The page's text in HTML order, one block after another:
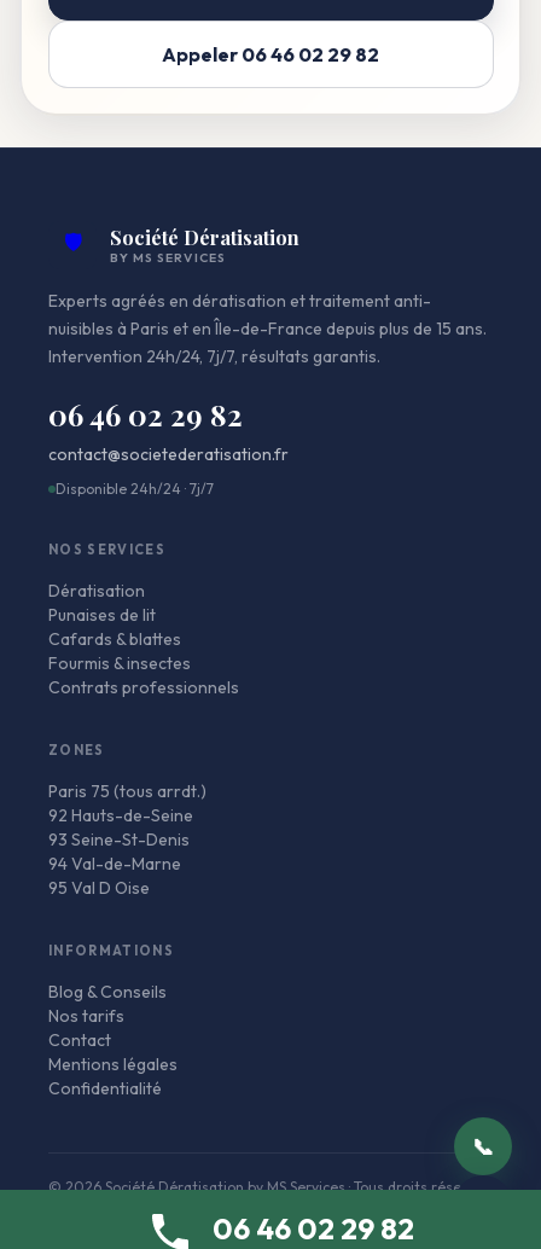
Appeler 06 46 02 29 82
🛡️ Société Dératisation
BY MS SERVICES
Experts agréés en dératisation et traitement anti-
nuisibles à Paris et en Île-de-France depuis plus de 15 ans.
Intervention 24h/24, 7j/7, résultats garantis.
06 46 02 29 82
contact@societederatisation.fr
Disponible 24h/24 · 7j/7
NOS SERVICES
Dératisation
Punaises de lit
Cafards & blattes
Fourmis & insectes
Contrats professionnels
ZONES
Paris 75 (tous arrdt.)
92 Hauts-de-Seine
93 Seine-St-Denis
94 Val-de-Marne
95 Val D Oise
INFORMATIONS
Blog & Conseils
Nos tarifs
Contact
Mentions légales
Confidentialité
© 2026 Société Dératisation by MS Services · Tous droits réservés
🏛️ Agrément Ministère
📞
06 46 02 29 82